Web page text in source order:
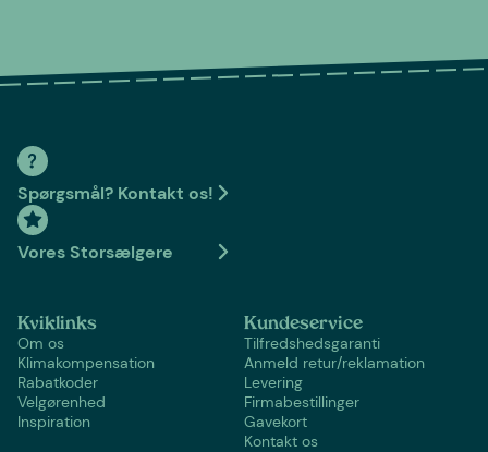
Spørgsmål? Kontakt os!
Vores Storsælgere
Kviklinks
Om os
Klimakompensation
Rabatkoder
Velgørenhed
Inspiration
Kundeservice
Tilfredshedsgaranti
Anmeld retur/reklamation
Levering
Firmabestillinger
Gavekort
Kontakt os